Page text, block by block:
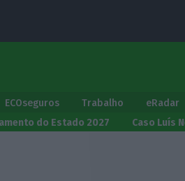
ECOseguros Trabalho eRadar
do Estado 2027
Caso Luís